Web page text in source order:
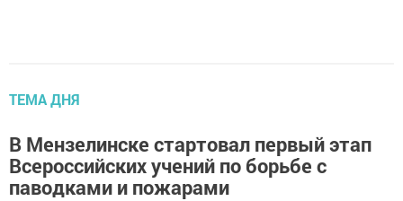
ТЕМА ДНЯ
В Мензелинске стартовал первый этап
Всероссийских учений по борьбе с
паводками и пожарами